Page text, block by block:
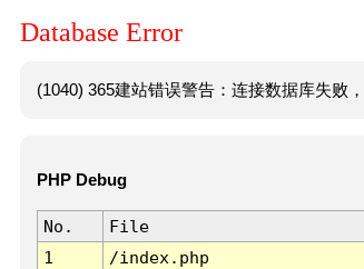
Database Error
(1040) 365建站错误警告：连接数据库失败
PHP Debug
No. File
1
/index.php